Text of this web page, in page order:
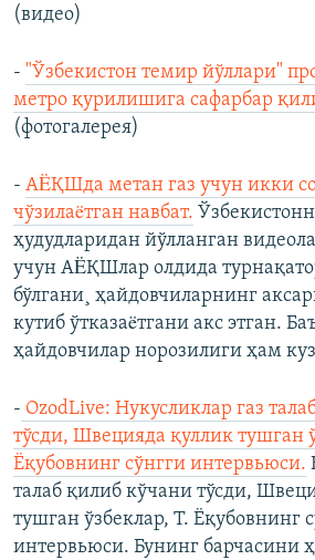
(видео)
- "Ўзбекистон темир йўллари"
метро қурилишига сафарбар
(фотогалерея)
- АËҚШда метан газ учун икки
чўзилаëтган навбат.
ҳудудларидан йўлланган
учун АËҚШлар олдида
бўлгани¸ ҳайдовчиларнинг
кутиб ўтказаëтгани акс этган.
ҳайдовчилар норозилиги ҳам
- OzodLive: Нукусликлар газ
тўсди, Швецияда қуллик тушган
Ёқубовнинг сўнгги интервьюси.
талаб қилиб кўчани тўсди,
тушган ўзбеклар, Т. Ёқубовнинг
интервьюси. Бунинг барчасини